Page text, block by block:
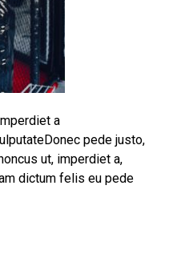
a
pede justo,
ut, imperdiet a,
dictum felis eu pede